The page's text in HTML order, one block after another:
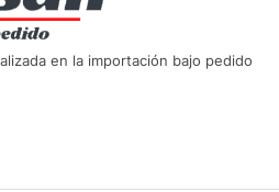
en la importación bajo pedido